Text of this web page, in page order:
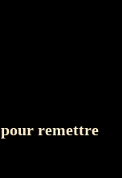
remettre